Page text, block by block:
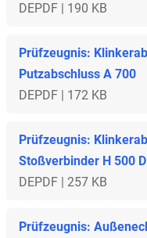
DEPDF | 190 KB
Prüfzeugnis:
Putzabschluss A 700
DEPDF | 172 KB
Prüfzeugnis:
Stoßverbinder H 500 D
DEPDF | 257 KB
Prüfzeugnis: